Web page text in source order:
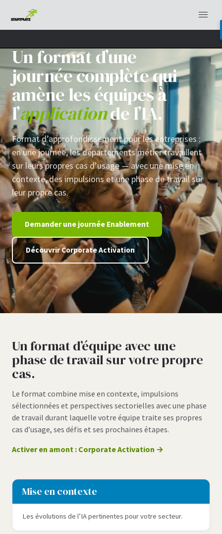
Un format d’une
journée complète qui
amène les équipes à
l’applicationde l’IA.
Format d’approfondissement pour les entreprises :
en une journée, les départements métier travaillent
sur leurs propres cas d’usage — avec une mise en
contexte, des impulsions et une phase de travail sur
leur propre cas.
Demander une journée Enablement
Découvrir Corporate Activation
Un format d’équipe avec une
phase de travail sur votre propre
cas.
Le format combine mise en contexte, impulsions
sélectionnées et perspectives sectorielles avec une phase
de travail durant laquelle votre équipe traite ses propres
cas d’usage, ses défis et ses prochaines étapes.
Activer en amont : Corporate Activation
Mise en contexte
Les évolutions de l’IA pertinentes pour votre secteur.